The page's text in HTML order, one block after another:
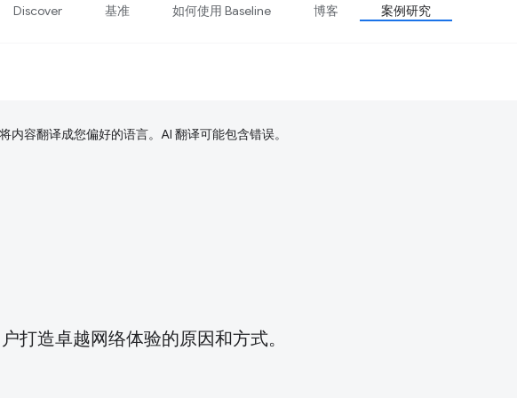
Discover 基准 如何使用 Baseline 博客 案例研究
内容翻译成您偏好的语言。AI 翻译可能包含错误。
打造卓越网络体验的原因和方式。